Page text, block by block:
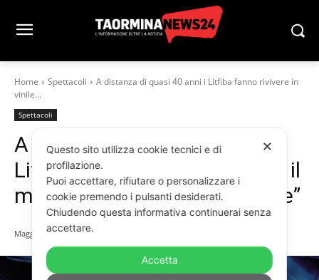
Home Spettacoli
A distanza di quasi 40 anni i Litfiba fanno rivivere in
vinile...
Spettacoli
A distanza di quasi 40 anni i
Litfiba fanno rivivere in vinile il
mito della “Trilogia del Potere”
Maggio 11, 2026
✕
Questo sito utilizza cookie tecnici e di
profilazione.
Puoi accettare, rifiutare o personalizzare i
cookie premendo i pulsanti desiderati.
Chiudendo questa informativa continuerai senza
accettare.
Accetta